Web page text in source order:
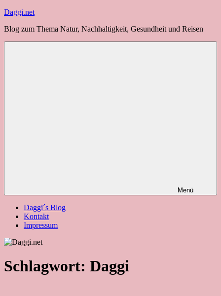
Zum
springen
Daggi.net
Blog zum Thema Natur, Nachhaltigkeit, Gesundheit und Reisen
Menü
Daggi´s Blog
Kontakt
Impressum
Schlagwort: Daggi